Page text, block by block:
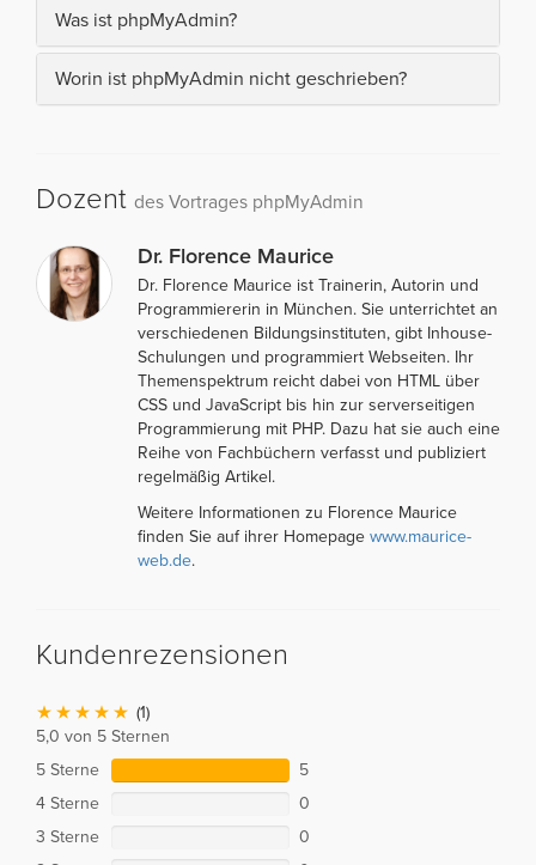
Was ist phpMyAdmin?
Worin ist phpMyAdmin nicht geschrieben?
Dozent des Vortrages phpMyAdmin
Dr. Florence Maurice
Dr. Florence Maurice ist Trainerin, Autorin und
Programmiererin in München. Sie unterrichtet an
verschiedenen Bildungsinstituten, gibt Inhouse-
Schulungen und programmiert Webseiten. Ihr
Themenspektrum reicht dabei von HTML über
CSS und JavaScript bis hin zur serverseitigen
Programmierung mit PHP. Dazu hat sie auch eine
Reihe von Fachbüchern verfasst und publiziert
regelmäßig Artikel.
Weitere Informationen zu Florence Maurice
finden Sie auf ihrer Homepage www.maurice-
web.de.
Kundenrezensionen
(1)
5,0 von 5 Sternen
5 Sterne
5
4 Sterne
0
3 Sterne
0